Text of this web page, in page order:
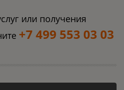
или получения
+7 499 553 03 03